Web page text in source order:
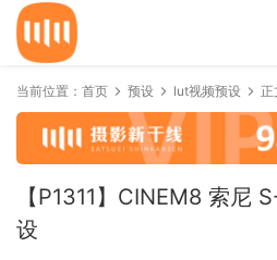
当前位置： 首页 预设 lut视频预设 正
【P1311】CINEM8 索尼
设